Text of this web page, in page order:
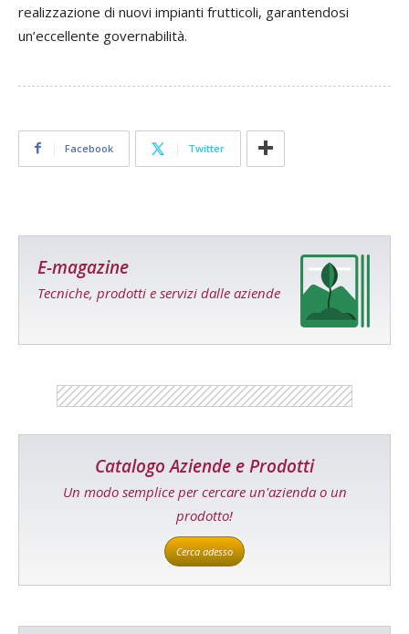
realizzazione di nuovi impianti frutticoli, garantendosi
un’eccellente governabilità.
Facebook Twitter
E-magazine
Tecniche, prodotti e servizi dalle aziende
Catalogo Aziende e Prodotti
Un modo semplice per cercare un'azienda o un
prodotto!
Cerca adesso